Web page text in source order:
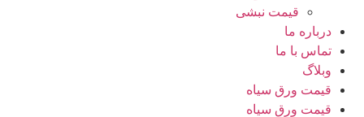
قیمت نبشی
درباره ما
تماس با ما
وبلاگ
قیمت ورق سیاه
قیمت ورق سیاه